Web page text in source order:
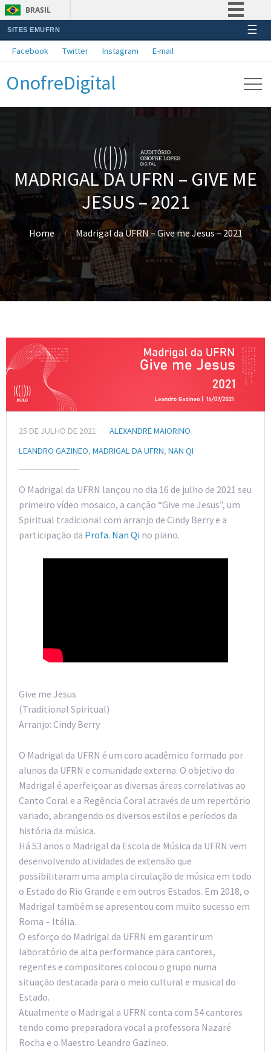
BRASIL
Simplifique!
Acesso à informação
SITES EMUFRN ☰
Facebook Twitter Instagram E-mail
OnofreDigital
MADRIGAL DA UFRN – GIVE ME
JESUS – 2021
Home Madrigal da UFRN – Give me Jesus – 2021
25 DE JULHO DE 2021
ALEXANDRE MAIORINO
LEANDRO GAZINEO, MADRIGAL DA UFRN, NAN QI
O Madrigal da UFRN lançou no dia 16 de julho de 2021 seu
primeiro vídeo mosaico, a canção “Give me Jesus”, um
Spiritual tradicional com arranjo de Cindy Berry e a
participação da Profa. Nan Qi no piano.
Give me Jesus
(Traditional Spiritual)
Arranjo: Cindy Berry
O Madrigal da UFRN é um coro acadêmico formado por
alunos da UFRN e comunidade externa. O objetivo do
Madrigal é aperfeiçoar as diversas áreas correlativas ao
Canto Coral e a Regência Coral através de um repertório
variado, abrangendo os diversos estilos e períodos da
história da música.
Há 53 anos o Madrigal da Escola de Música da UFRN vem
desenvolvendo atividades de extensão que
possibilitaram uma ampla circulação de música em todo
o Estado do Rio Grande e em outros Estados. Em 2018, o
Madrigal também se apresentou com muito sucesso em
Roma – Itália.
O esforço do Madrigal da UFRN em garantir um
laboratório de alta performance para cantores,
regentes e compositores colocou o grupo numa
situação destacada para o meio cultural e musical do
Estado.
Atualmente o Madrigal a UFRN conta com 54 cantores
tendo como preparadora vocal a professora Nazaré
Rocha e o Maestro Leandro Gazineo.